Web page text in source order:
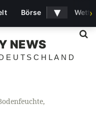
NEWS
,
Börse ▾ ›